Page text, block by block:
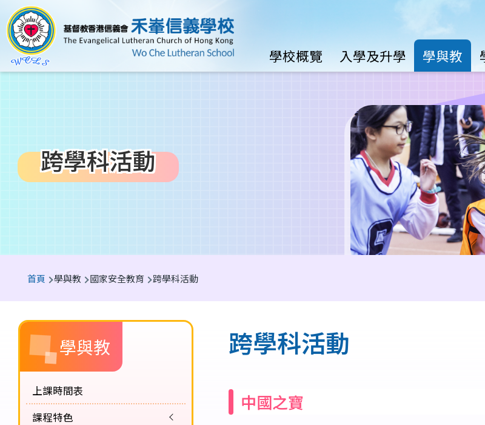
移至主內容
Main
navigation
學校概覽 入學及升學 學與教
跨學科活動
導
航
連
結
首頁 學與教 國家安全教育 跨學科活動
跨學科活動
中國之寶
Main
navigation
學與教
上課時間表
課程特色